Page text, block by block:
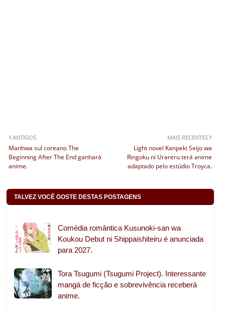
MAIS RECENTES
Light novel Kanpeki Seijo wa
Ringoku ni Urareru terá anime
adaptado pelo estúdio Troyca.
ANTIGOS
Manhwa sul coreano The
Beginning After The End ganhará
anime.
TALVEZ VOCÊ GOSTE DESTAS POSTAGENS
Comédia romântica Kusunoki-san wa
Koukou Debut ni Shippaishiteiru é anunciada
para 2027.
Tora Tsugumi (Tsugumi Project). Interessante
mangá de ficção e sobrevivência receberá
anime.